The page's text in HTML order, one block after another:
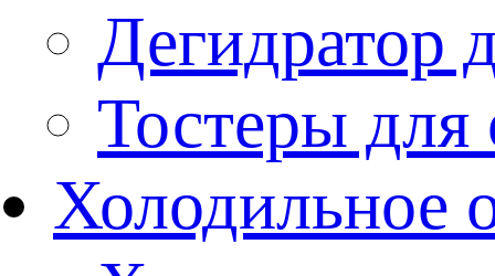
Дегидратор
Тостеры
Холодильное